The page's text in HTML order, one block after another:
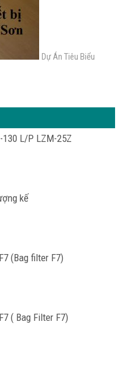
Dự Án Tiêu Biểu
L/P LZM-25Z
kế
(Bag filter F7)
( Bag Filter F7)